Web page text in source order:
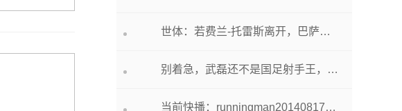
世体：若费兰-托雷斯离开，巴萨的目标将是卡拉斯科 天天新动态
别着急，武磊还不是国足射手王，数据显示武磊与柳海光差距很大
当前快播：runningman20140817期_runningman20140817